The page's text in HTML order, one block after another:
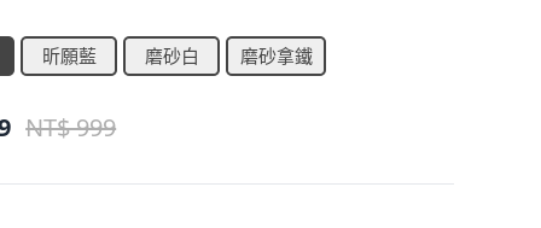
昕願藍 磨砂白 磨砂拿鐵
NT$ 999